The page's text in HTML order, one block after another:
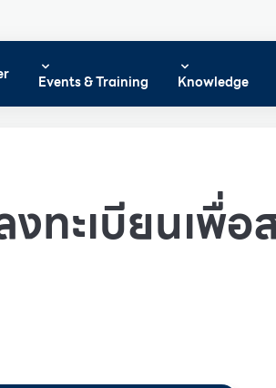
Events & Training Knowledge
งทะเบียนเพื่